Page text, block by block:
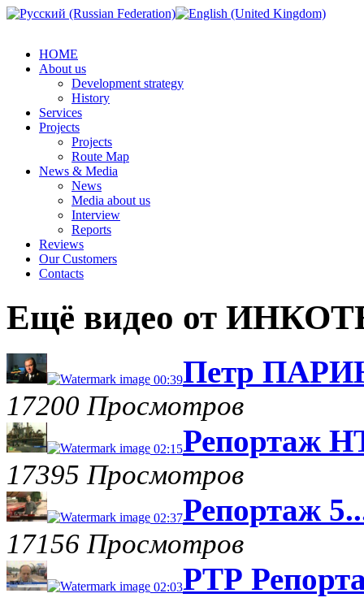
HOME
About us
Development strategy
History
Services
Projects
Projects
Route Map
News & Media
News
Media about us
Interview
Reports
Reviews
Our Customers
Contacts
Ещё видео от
00:39Петр
17200 Просмотров
02:15Репортаж
17395 Просмотров
02:37Репортаж
17156 Просмотров
02:03РТР